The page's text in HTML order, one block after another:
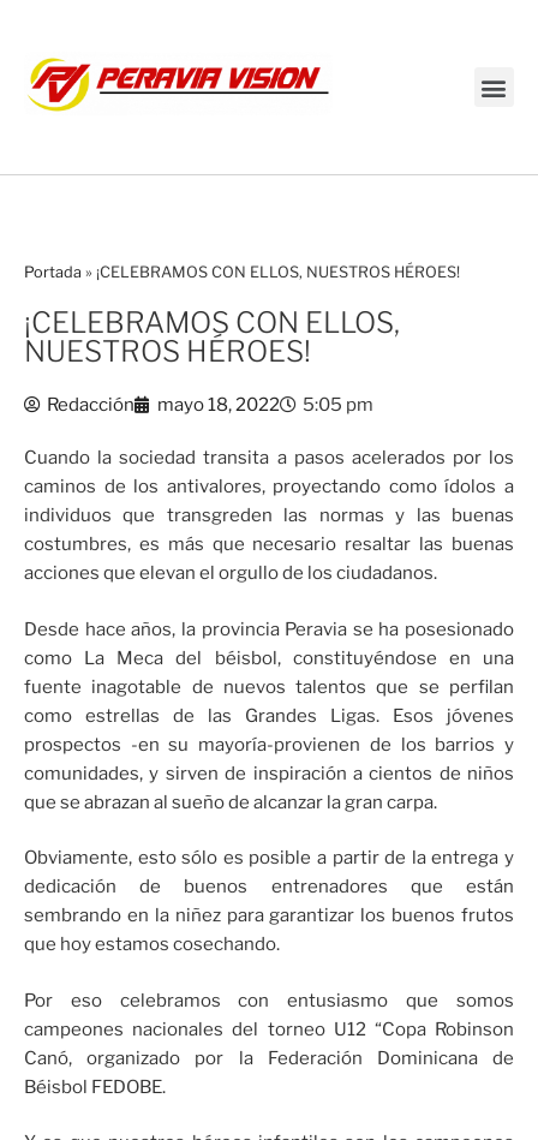
Portada » ¡CELEBRAMOS CON ELLOS, NUESTROS HÉROES!
¡CELEBRAMOS CON ELLOS,
NUESTROS HÉROES!
Redacción mayo 18, 2022 5:05 pm
Cuando la sociedad transita a pasos acelerados por los
caminos de los antivalores, proyectando como ídolos a
individuos que transgreden las normas y las buenas
costumbres, es más que necesario resaltar las buenas
acciones que elevan el orgullo de los ciudadanos.
Desde hace años, la provincia Peravia se ha posesionado
como La Meca del béisbol, constituyéndose en una
fuente inagotable de nuevos talentos que se perfilan
como estrellas de las Grandes Ligas. Esos jóvenes
prospectos -en su mayoría-provienen de los barrios y
comunidades, y sirven de inspiración a cientos de niños
que se abrazan al sueño de alcanzar la gran carpa.
Obviamente, esto sólo es posible a partir de la entrega y
dedicación de buenos entrenadores que están
sembrando en la niñez para garantizar los buenos frutos
que hoy estamos cosechando.
Por eso celebramos con entusiasmo que somos
campeones nacionales del torneo U12 “Copa Robinson
Canó, organizado por la Federación Dominicana de
Béisbol FEDOBE.